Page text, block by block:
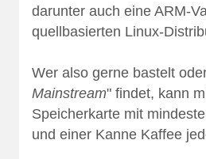
darunter auch eine ARM-
quellbasierten Linux-
Wer also gerne bastelt
Mainstream" findet, kann
Speicherkarte mit
und einer Kanne Kaffee